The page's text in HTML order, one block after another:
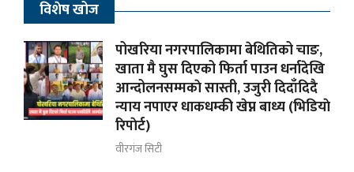
विशेष खोज
पोखरिया नगरपालिकामा बेथितिको चाङ,
खाता मै घुस दिएको फिर्ता पाउन धर्नादेखि
आन्दोलनसम्मकाे सास्ती, उजुरी दिदाँदिदै
न्याय नपाएर धाकधम्की खेप्न बाध्य (भिडियाे
रिपाेर्ट)
वीरगंज सिटी